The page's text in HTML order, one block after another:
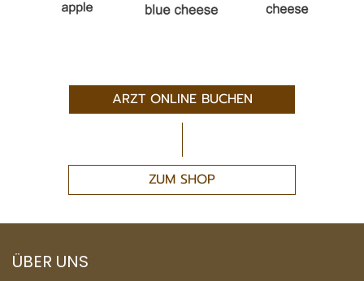
ARZT ONLINE BUCHEN
ZUM SHOP
ÜBER UNS